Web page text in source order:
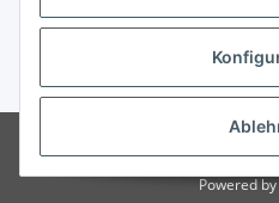
* Alle Preise inkl. gesetzlicher USt., **
Versand
Onlineshop für
Powered by